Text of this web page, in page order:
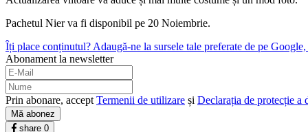
Pachetul Nier va fi disponibil pe 20 Noiembrie.
Îți place conținutul? Adaugă-ne la sursele tale preferate de pe
Abonament la newsletter
Prin abonare, accept Termenii de utilizare și Declarația de protecție a
Mă abonez
share 0